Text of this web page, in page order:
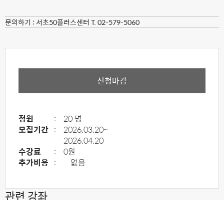
문의하기 : 서초50플러스센터 T. 02-579-5060
신청마감
정원 :
20 명
모집기간 :
2026.03.20~
2026.04.20
수강료
:
0원
추가비용 : 없음
관련 강좌